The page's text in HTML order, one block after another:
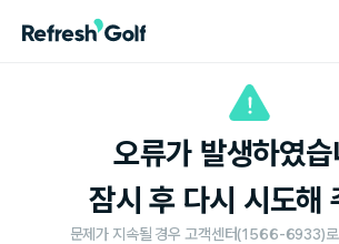
오류가 발생하였
잠시 후 다시 시도해
문제가 지속될 경우 고객센터(1566-6933)로